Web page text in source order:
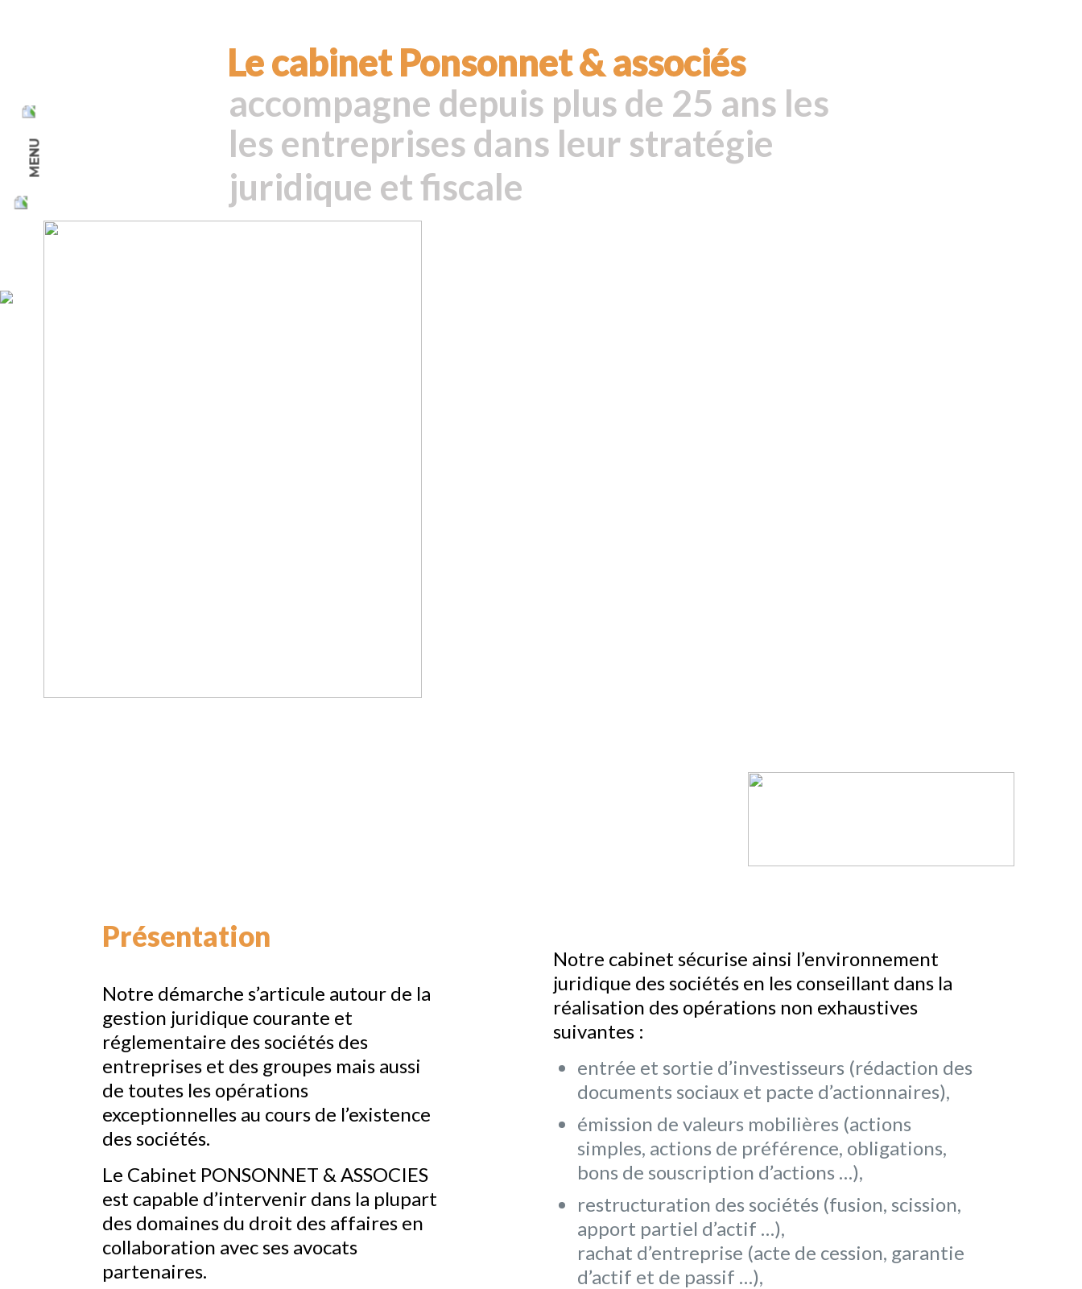
Le cabinet Ponsonnet & associés
accompagne depuis plus de 25 ans les
les entreprises dans leur stratégie
juridique et fiscale
Présentation
Notre démarche s’articule autour de la
gestion juridique courante et
réglementaire des sociétés des
entreprises et des groupes mais aussi
de toutes les opérations
exceptionnelles au cours de l’existence
des sociétés.
Le Cabinet PONSONNET & ASSOCIES
est capable d’intervenir dans la plupart
des domaines du droit des affaires en
collaboration avec ses avocats
partenaires.
Notre cabinet sécurise ainsi l’environnement
juridique des sociétés en les conseillant dans la
réalisation des opérations non exhaustives
suivantes :
entrée et sortie d’investisseurs (rédaction des
documents sociaux et pacte d’actionnaires),
émission de valeurs mobilières (actions
simples, actions de préférence, obligations,
bons de souscription d’actions …),
restructuration des sociétés (fusion, scission,
apport partiel d’actif …),
rachat d’entreprise (acte de cession, garantie
d’actif et de passif …),